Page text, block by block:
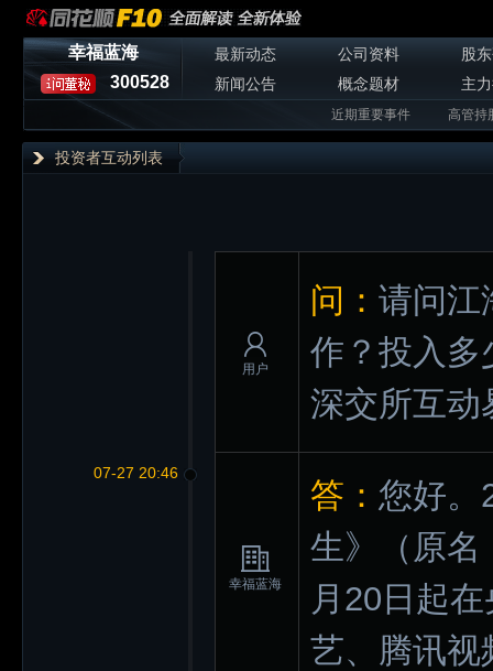
幸福蓝海
300528
最新动态 公司资料
股
新闻公告
概念题材 主
近期重要事件 高管持
投资者互动列表
07-27 20:46
用户
问： 请问江
作？投入多
深交所互动
幸福蓝海
答： 您好。
生》（原名
月20日起
艺、腾讯视